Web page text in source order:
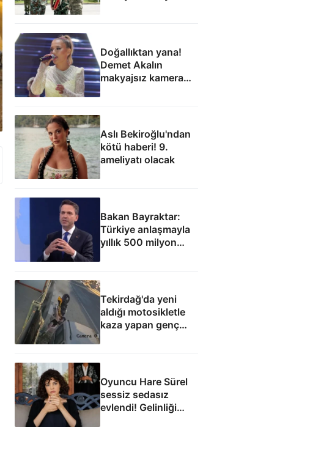
kadar ev sahibi
Doğallıktan yana!
Demet Akalın
makyajsız kamera
karşısına geçti
Aslı Bekiroğlu'ndan
kötü haberi! 9.
ameliyatı olacak
Bakan Bayraktar:
Türkiye anlaşmayla
yıllık 500 milyon
Tekirdağ'da yeni
aldığı motosikletle
kaza yapan genç
can verdi
Oyuncu Hare Sürel
sessiz sedasız
evlendi! Gelinliği